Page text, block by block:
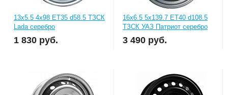
13x5.5 4x98 ET35 d58.5 ТЗСК
Lada серебро
1 830 руб.
16x6.5 5x139.7 ET40 d108.5
ТЗСК УАЗ Патриот серебро
3 490 руб.